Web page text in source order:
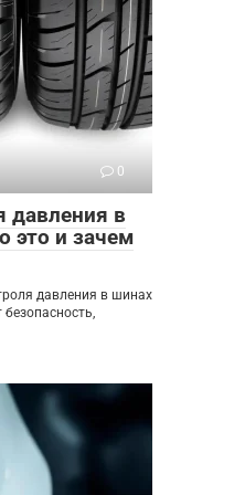
0
давления в
это и зачем
давления в шинах